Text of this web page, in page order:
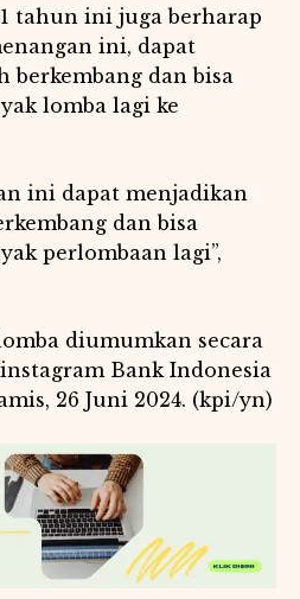
tahun ini juga berharap
ini, dapat
berkembang dan bisa
lomba lagi ke
ini dapat menjadikan
dan bisa
perlombaan lagi”,
diumumkan secara
Bank Indonesia
26 Juni 2024. (kpi/yn)